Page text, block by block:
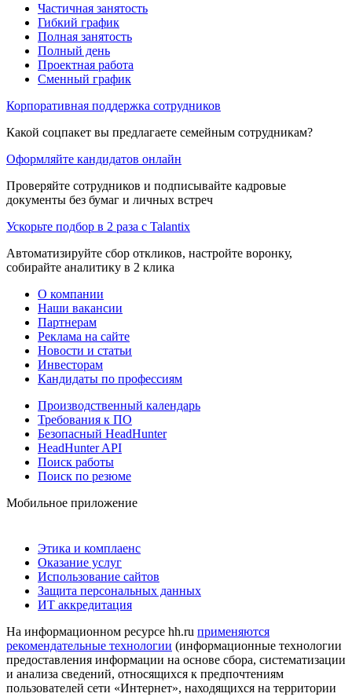
Частичная занятость
Гибкий график
Полная занятость
Полный день
Проектная работа
Сменный график
Корпоративная поддержка сотрудников
Какой соцпакет вы предлагаете семейным сотрудникам?
Оформляйте кандидатов онлайн
Проверяйте сотрудников и подписывайте кадровые
документы без бумаг и личных встреч
Ускорьте подбор в 2 раза с Talantix
Автоматизируйте сбор откликов, настройте воронку,
собирайте аналитику в 2 клика
О компании
Наши вакансии
Партнерам
Реклама на сайте
Новости и статьи
Инвесторам
Кандидаты по профессиям
Производственный календарь
Требования к ПО
Безопасный HeadHunter
HeadHunter API
Поиск работы
Поиск по резюме
Мобильное приложение
Этика и комплаенс
Оказание услуг
Использование сайтов
Защита персональных данных
ИТ аккредитация
На информационном ресурсе hh.ru применяются
рекомендательные технологии (информационные технологии
предоставления информации на основе сбора, систематизации
и анализа сведений, относящихся к предпочтениям
пользователей сети «Интернет», находящихся на территории